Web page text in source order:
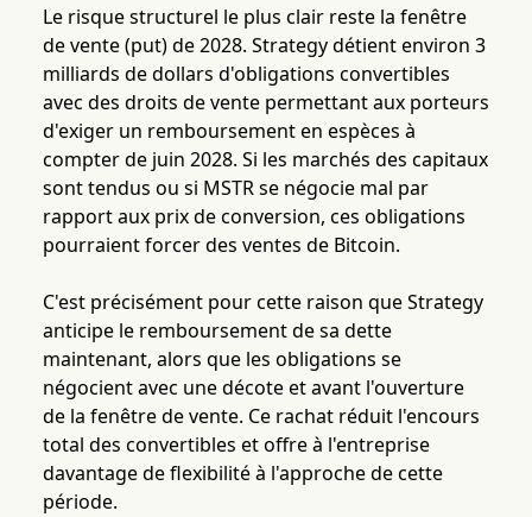
Le risque structurel le plus clair reste la fenêtre
de vente (put) de 2028. Strategy détient environ 3
milliards de dollars d'obligations convertibles
avec des droits de vente permettant aux porteurs
d'exiger un remboursement en espèces à
compter de juin 2028. Si les marchés des capitaux
sont tendus ou si MSTR se négocie mal par
rapport aux prix de conversion, ces obligations
pourraient forcer des ventes de Bitcoin.
C'est précisément pour cette raison que Strategy
anticipe le remboursement de sa dette
maintenant, alors que les obligations se
négocient avec une décote et avant l'ouverture
de la fenêtre de vente. Ce rachat réduit l'encours
total des convertibles et offre à l'entreprise
davantage de flexibilité à l'approche de cette
période.